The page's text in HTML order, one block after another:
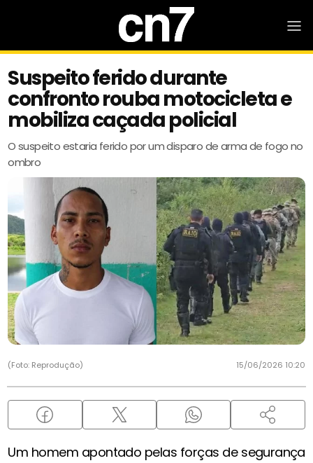
Suspeito ferido durante
confronto rouba motocicleta e
mobiliza caçada policial
O suspeito estaria ferido por um disparo de arma de fogo no
ombro
(Foto: Reprodução) 15/06/2026 10:20
Um homem apontado pelas forças de segurança